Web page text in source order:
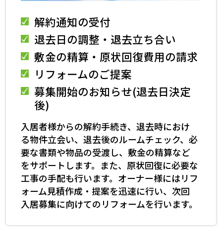
解約通知の受付
退去日の調整・退去立ち合い
敷金の精算・原状回復費用の請求
リフォームのご提案
募集開始のお知らせ(退去日決定
後)
入居者様からの解約手続き、退去時におけ
る物件立会い、退去後のルームチェック、必
要な書類や物品の受渡し、敷金の精算など
をサポートします。また、原状回復に必要な
工事の手配も行います。オーナー様にはリフ
ォーム見積作成・提案を迅速に行い、次回
入居募集に向けてのリフォームを行います。